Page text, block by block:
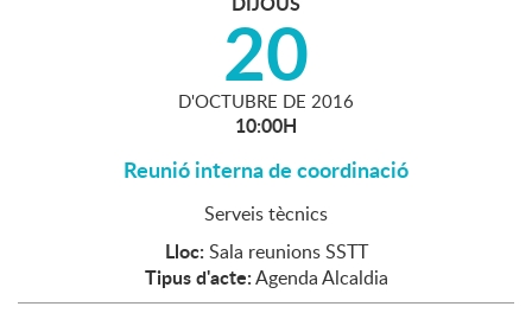
20
D'OCTUBRE DE 2016
10:00H
Reunió interna de coordinació
Serveis tècnics
Lloc: Sala reunions SSTT
Tipus d'acte:Agenda Alcaldia